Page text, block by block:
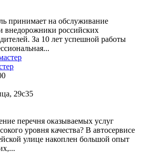
принимает на обслуживание
внедорожники российских
За 10 лет успешной работы
29с35
перечня оказываемых услуг
уровня качества? В автосервисе
улице накоплен большой опыт